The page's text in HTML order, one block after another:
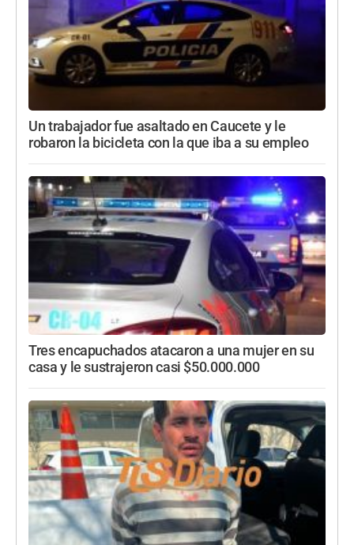
Un trabajador fue asaltado en Caucete y le
robaron la bicicleta con la que iba a su empleo
Tres encapuchados atacaron a una mujer en su
casa y le sustrajeron casi $50.000.000